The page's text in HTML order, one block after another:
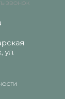
ЗВОНОК
ул.